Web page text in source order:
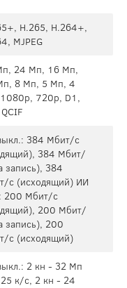
H.265, H.264+,
MJPEG
24 Мп, 16 Мп,
8 Мп, 5 Мп, 4
720p, D1,
384 Мбит/с
384 Мбит/
запись), 384
с (исходящий) ИИ
200 Мбит/с
200 Мбит/
запись), 200
с (исходящий)
2 кн - 32 Мп
к/с, 2 кн - 24